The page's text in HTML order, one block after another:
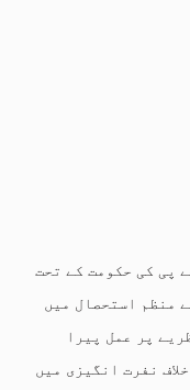
پی کی حکومت کے تحت
منظم استحصال میں
پر عمل پیرا
نفرت انگیزی میں